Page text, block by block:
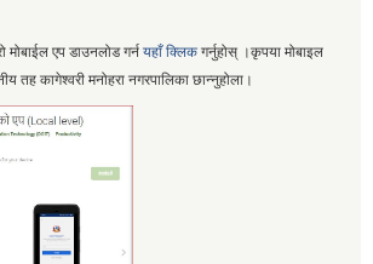
मोबाईल एप डाउनलोड गर्न यहाँ क्लिक गर्नुहोस् ।कृपया मोबाइल
तह कागेश्वरी मनोहरा नगरपालिका छान्नुहोला।